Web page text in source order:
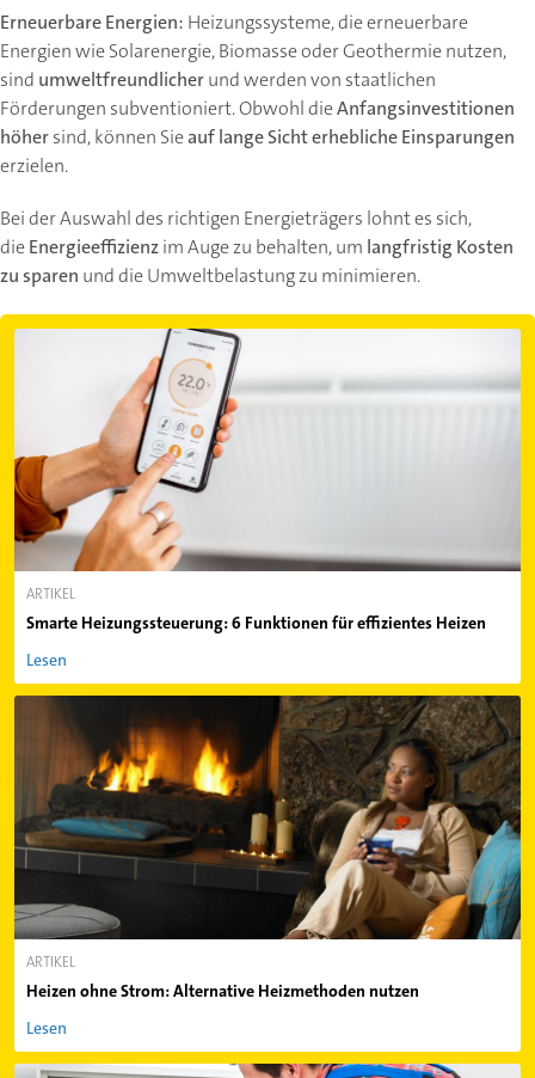
Erneuerbare Energien: Heizungssysteme, die erneuerbare
Energien wie Solarenergie, Biomasse oder Geothermie nutzen,
sind umweltfreundlicherund werden von staatlichen
Förderungen subventioniert. Obwohl dieAnfangsinvestitionen
höhersind, können Sieauf lange Sicht erhebliche Einsparungen
erzielen.
Bei der Auswahl des richtigen Energieträgers lohnt es sich,
dieEnergieeffizienzim Auge zu behalten, um langfristig Kosten
zu sparen und die Umweltbelastung zu minimieren.
ARTIKEL
Smarte Heizungssteuerung: 6 Funktionen für effizientes Heizen
Lesen
ARTIKEL
Heizen ohne Strom: Alternative Heizmethoden nutzen
Lesen